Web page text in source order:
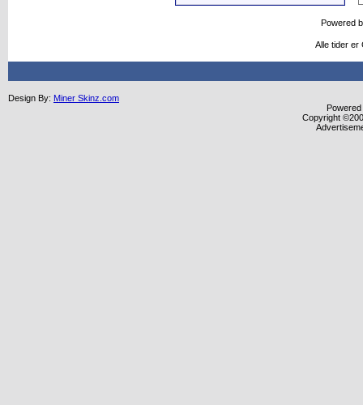
Powered
Alle tider er
Design By: Miner Skinz.com
Copyright